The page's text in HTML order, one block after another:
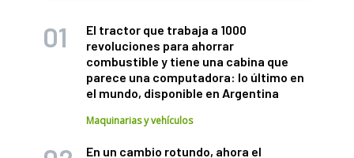
El tractor que trabaja a 1000
revoluciones para ahorrar
combustible y tiene una cabina que
parece una computadora: lo último en
el mundo, disponible en Argentina
Maquinarias y vehículos
En un cambio rotundo, ahora el